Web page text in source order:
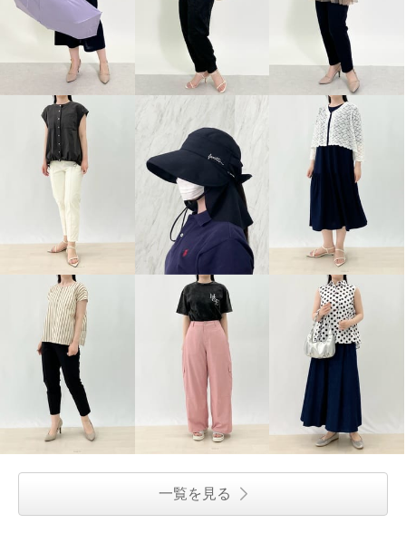
一覧を見る